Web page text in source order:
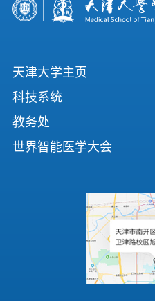
天津大学主页
科技系统
教务处
世界智能医学大会